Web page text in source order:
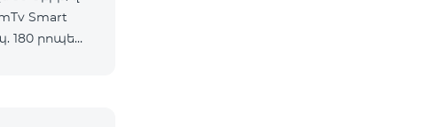
Smart
180 րոպե